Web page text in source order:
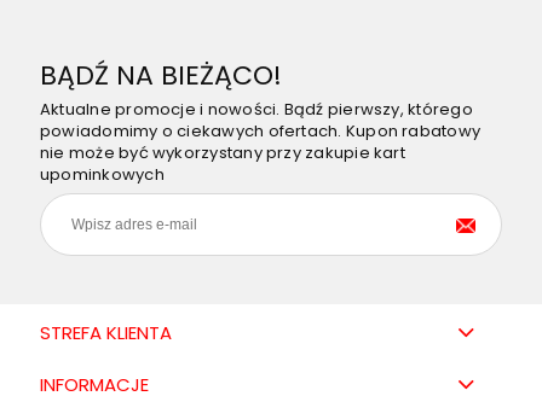
BĄDŹ NA BIEŻĄCO!
Aktualne promocje i nowości. Bądź pierwszy, którego
powiadomimy o ciekawych ofertach. Kupon rabatowy
nie może być wykorzystany przy zakupie kart
upominkowych
STREFA KLIENTA
INFORMACJE